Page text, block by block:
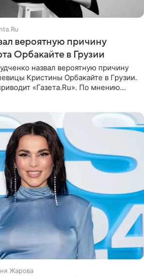
вероятную причину
Орбакайте в Грузии
назвал вероятную причину
Кристины Орбакайте в Грузии.
«Газета.Ru». По мнению
Жарова